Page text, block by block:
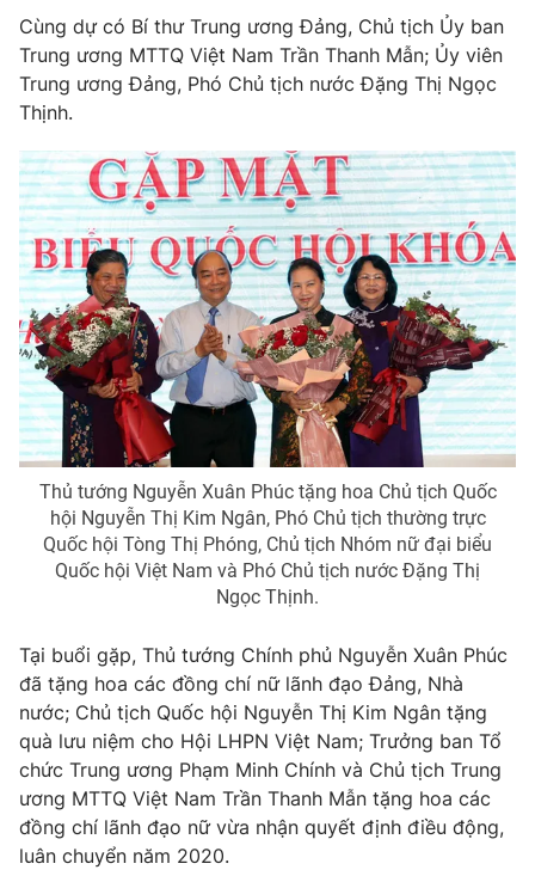
Thị trường
Tư vấn
Lịch phát sóng
Chuyên mục khác
Emagazine Podcast
Photo Infographic
Video Shorts video
VTV Money VTV Thể thao
VTV Sức khoẻ Bất động sản
Thị trường 24h Tấm lòng Việt
VTV4 Vươn mình bằng AI
Liên hệ tòa soạn English
THỜI BÁO VTV
Cùng dự có Bí thư Trung ương Đảng, Chủ tịch Ủy ban
Trung ương MTTQ Việt Nam Trần Thanh Mẫn; Ủy viên
Trung ương Đảng, Phó Chủ tịch nước Đặng Thị Ngọc
Thịnh.
Thủ tướng Nguyễn Xuân Phúc tặng hoa Chủ tịch Quốc
hội Nguyễn Thị Kim Ngân, Phó Chủ tịch thường trực
Quốc hội Tòng Thị Phóng, Chủ tịch Nhóm nữ đại biểu
Quốc hội Việt Nam và Phó Chủ tịch nước Đặng Thị
Ngọc Thịnh.
Tại buổi gặp, Thủ tướng Chính phủ Nguyễn Xuân Phúc
đã tặng hoa các đồng chí nữ lãnh đạo Đảng, Nhà
nước; Chủ tịch Quốc hội Nguyễn Thị Kim Ngân tặng
quà lưu niệm cho Hội LHPN Việt Nam; Trưởng ban Tổ
chức Trung ương Phạm Minh Chính và Chủ tịch Trung
ương MTTQ Việt Nam Trần Thanh Mẫn tặng hoa các
đồng chí lãnh đạo nữ vừa nhận quyết định điều động,
luân chuyển năm 2020.